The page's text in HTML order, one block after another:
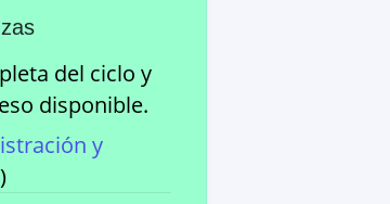
del ciclo y
disponible.
y
)